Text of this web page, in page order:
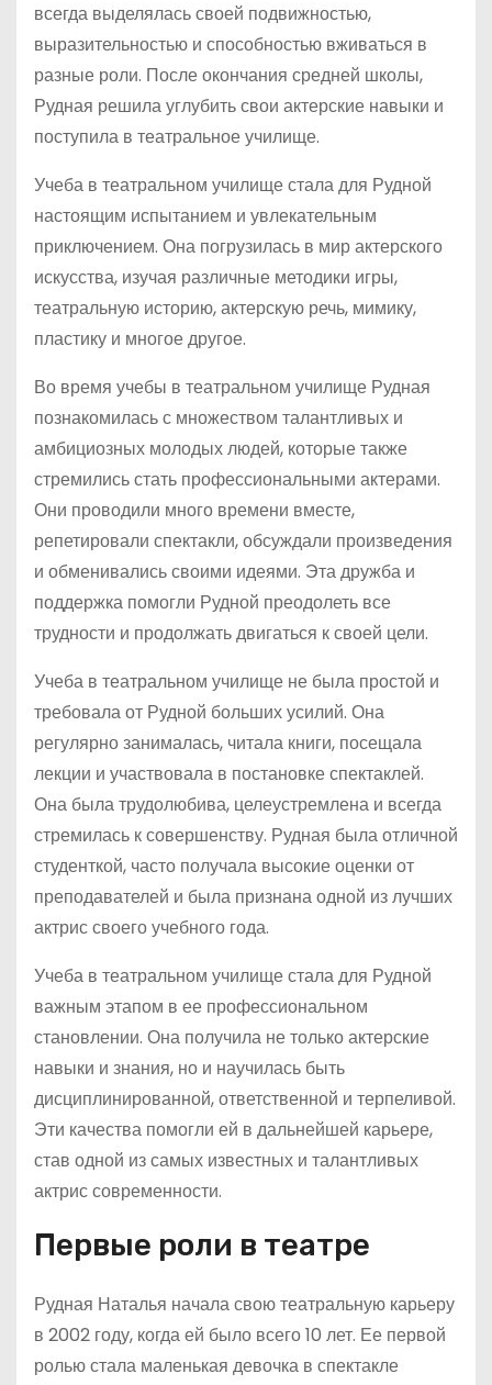
всегда выделялась своей подвижностью,
выразительностью и способностью вживаться в
разные роли. После окончания средней школы,
Рудная решила углубить свои актерские навыки и
поступила в театральное училище.
Учеба в театральном училище стала для Рудной
настоящим испытанием и увлекательным
приключением. Она погрузилась в мир актерского
искусства, изучая различные методики игры,
театральную историю, актерскую речь, мимику,
пластику и многое другое.
Во время учебы в театральном училище Рудная
познакомилась с множеством талантливых и
амбициозных молодых людей, которые также
стремились стать профессиональными актерами.
Они проводили много времени вместе,
репетировали спектакли, обсуждали произведения
и обменивались своими идеями. Эта дружба и
поддержка помогли Рудной преодолеть все
трудности и продолжать двигаться к своей цели.
Учеба в театральном училище не была простой и
требовала от Рудной больших усилий. Она
регулярно занималась, читала книги, посещала
лекции и участвовала в постановке спектаклей.
Она была трудолюбива, целеустремлена и всегда
стремилась к совершенству. Рудная была отличной
студенткой, часто получала высокие оценки от
преподавателей и была признана одной из лучших
актрис своего учебного года.
Учеба в театральном училище стала для Рудной
важным этапом в ее профессиональном
становлении. Она получила не только актерские
навыки и знания, но и научилась быть
дисциплинированной, ответственной и терпеливой.
Эти качества помогли ей в дальнейшей карьере,
став одной из самых известных и талантливых
актрис современности.
Первые роли в театре
Рудная Наталья начала свою театральную карьеру
в 2002 году, когда ей было всего 10 лет. Ее первой
ролью стала маленькая девочка в спектакле